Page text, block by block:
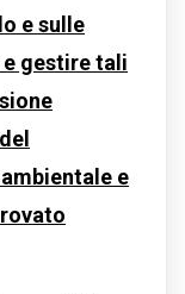
e sulle
gestire tali
e